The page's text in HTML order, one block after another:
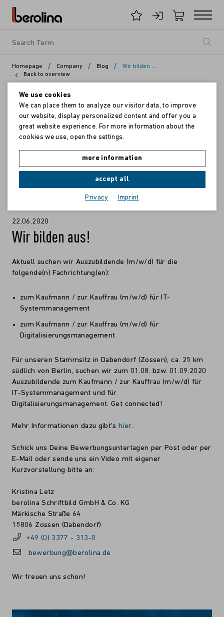
Homepage / Company / Blog /
Wir bilden aus!
Back to overview
22.06.2020
Wir bilden aus!
Aktuell suchen wir Auszubildende (m/w/d) für die
folgende(n) Fachrichtung(en):
zum Kaufmann / zur Kauffrau (m/w/d) für IT-
Systemmanagement
zum Kaufmann / zur Kauffrau (m/w/d) für
Digitalisierungsmanagement
Für unseren Stammsitz in Dabendorf (Zossen), ca. 25 km
südlich von Berlin, suchen wir zum 01.08. bzw. 01.09.2020
Auszubildende zum Kaufmann / zur Kauffrau (m/w/d) für
IT-Systemmanagement und für
Digitalisierungsmanagement. Get connected!
Mehr Informationen dazu gibt'shier.
Schick uns Deine Bewerbungsunterlagen per Post oder per
E-Mail oder sende uns ein Video mit eigener
Kurzvorstellung bitte an:
Kristina Letz
berolina Schriftbild GmbH & Co. KG
Märkische Straße 64
15806 Zossen (Dabendorf)
+49 (0) 3377 - 313-0
bewerbung@berolina.de
Wir freuen uns schon!
We use cookies
We can place them to analyze our visitor data, to improve
our website, display personalized content and offer you a
great website experience. For more information about the
cookies we use, open the settings.
more information
accept all
Privacy Imprint